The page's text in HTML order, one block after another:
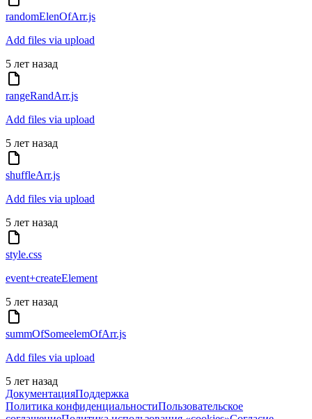
randomElenOfArr.js
Add files via upload
5 лет назад
rangeRandArr.js
Add files via upload
5 лет назад
shuffleArr.js
Add files via upload
5 лет назад
style.css
event+createElement
5 лет назад
summOfSomeelemOfArr.js
Add files via upload
5 лет назад
ДокументацияПоддержка
Политика конфиденциальностиПользовательское